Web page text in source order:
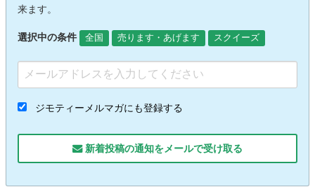
来ます。
選択中の条件 全国 売ります・あげます スクイーズ
ジモティーメルマガにも登録する
新着投稿の通知をメールで受け取る